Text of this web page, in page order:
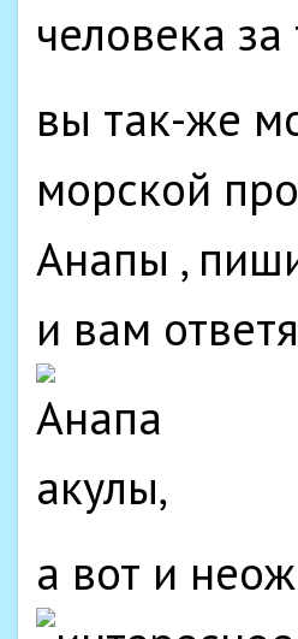
человека за
вы так-же
морской
Анапы ,
и вам
а вот и